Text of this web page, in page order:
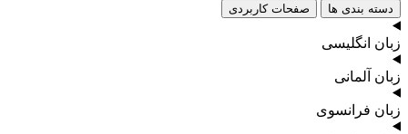
دسته بندی ها صفحات کاربردی
زبان انگلیسی
زبان آلمانی
زبان فرانسوی